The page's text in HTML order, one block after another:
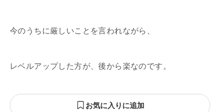
今のうちに厳しいことを言われながら、
レベルアップした方が、後から楽なのです。
お気に入りに追加